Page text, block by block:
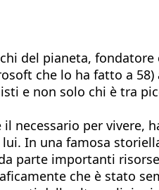
del pianeta,
che lo ha fatto a 58)
e non solo chi è tra
necessario per vivere,
In una famosa
parte importanti
che è stato